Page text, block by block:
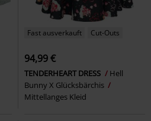
Fast ausverkauft Cut-Outs
94,99 €
TENDERHEART DRESS
Hell
Bunny X Glücksbärchis
Mittellanges Kleid